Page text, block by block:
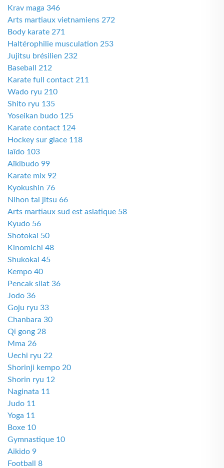
Krav maga 346
Arts martiaux vietnamiens 272
Body karate 271
Haltérophilie musculation 253
Jujitsu brésilien 232
Baseball 212
Karate full contact 211
Wado ryu 210
Shito ryu 135
Yoseikan budo 125
Karate contact 124
Hockey sur glace 118
Iaïdo 103
Aïkibudo 99
Karate mix 92
Kyokushin 76
Nihon tai jitsu 66
Arts martiaux sud est asiatique 58
Kyudo 56
Shotokai 50
Kinomichi 48
Shukokai 45
Kempo 40
Pencak silat 36
Jodo 36
Goju ryu 33
Chanbara 30
Qi gong 28
Mma 26
Uechi ryu 22
Shorinji kempo 20
Shorin ryu 12
Naginata 11
Judo 11
Yoga 11
Boxe 10
Gymnastique 10
Aikido 9
Football 8